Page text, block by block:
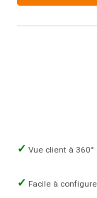
Vue client à 360°
Facile à